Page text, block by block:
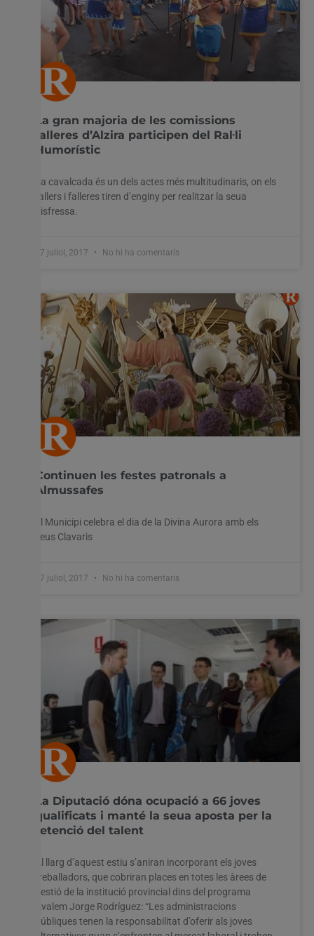
La gran majoria de les comissions
falleres d’Alzira participen del Ral·li
Humorístic
La cavalcada és un dels actes més multitudinaris, on els
fallers i falleres tiren d’enginy per realitzar la seua
disfressa.
17 juliol, 2017 No hi ha comentaris
Continuen les festes patronals a
Almussafes
El Municipi celebra el dia de la Divina Aurora amb els
seus Clavaris
17 juliol, 2017 No hi ha comentaris
La Diputació dóna ocupació a 66 joves
qualificats i manté la seua aposta per la
retenció del talent
Al llarg d’aquest estiu s’aniran incorporant els joves
treballadors, que cobriran places en totes les àrees de
gestió de la institució provincial dins del programa
Avalem Jorge Rodríguez: “Les administracions
públiques tenen la responsabilitat d’oferir als joves